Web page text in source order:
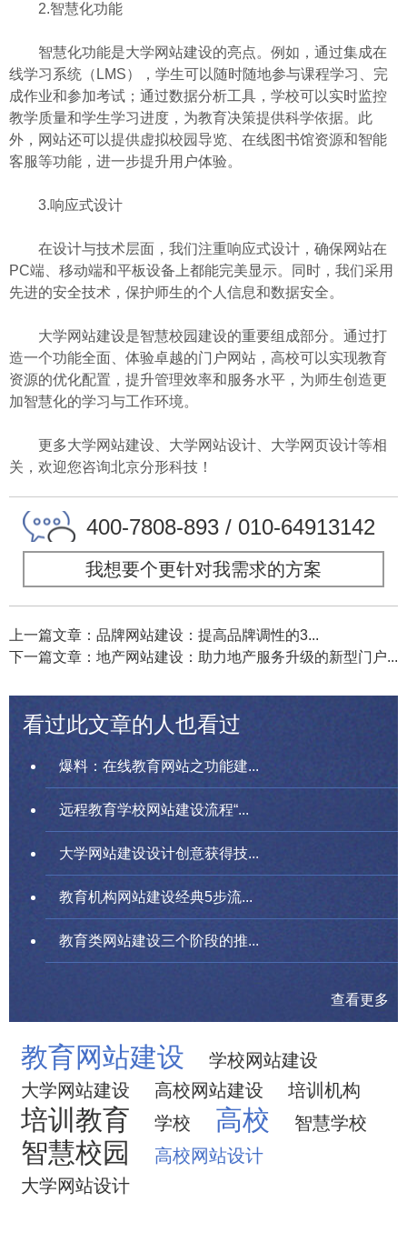
2.智慧化功能
智慧化功能是大学网站建设的亮点。例如，通过集成在
线学习系统（LMS），学生可以随时随地参与课程学习、完
成作业和参加考试；通过数据分析工具，学校可以实时监控
教学质量和学生学习进度，为教育决策提供科学依据。此
外，网站还可以提供虚拟校园导览、在线图书馆资源和智能
客服等功能，进一步提升用户体验。
3.响应式设计
在设计与技术层面，我们注重响应式设计，确保网站在
PC端、移动端和平板设备上都能完美显示。同时，我们采用
先进的安全技术，保护师生的个人信息和数据安全。
大学网站建设是智慧校园建设的重要组成部分。通过打
造一个功能全面、体验卓越的门户网站，高校可以实现教育
资源的优化配置，提升管理效率和服务水平，为师生创造更
加智慧化的学习与工作环境。
更多大学网站建设、大学网站设计、大学网页设计等相
关，欢迎您咨询北京分形科技！
400-7808-893 / 010-64913142
我想要个更针对我需求的方案
上一篇文章：品牌网站建设：提高品牌调性的3...
下一篇文章：地产网站建设：助力地产服务升级的新型门户...
看过此文章的人也看过
爆料：在线教育网站之功能建...
远程教育学校网站建设流程“...
大学网站建设设计创意获得技...
教育机构网站建设经典5步流...
教育类网站建设三个阶段的推...
查看更多
教育网站建设
学校网站建设
大学网站建设
高校网站建设 培训机构
培训教育 学校 高校 智慧学校
智慧校园
高校网站设计
大学网站设计